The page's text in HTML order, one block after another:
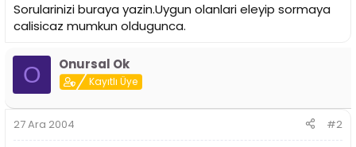
Sorularinizi buraya yazin.Uygun olanlari eleyip sormaya
calisicaz mumkun oldugunca.
O Onursal Ok
Kayıtlı Üye
27 Ara 2004 #2